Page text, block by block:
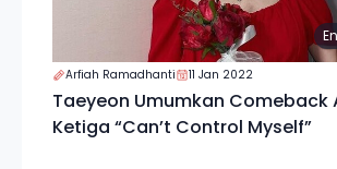
Arfiah Ramadhanti 11 Jan 2022
Taeyeon Umumkan Comeback
Ketiga “Can’t Control Myself”